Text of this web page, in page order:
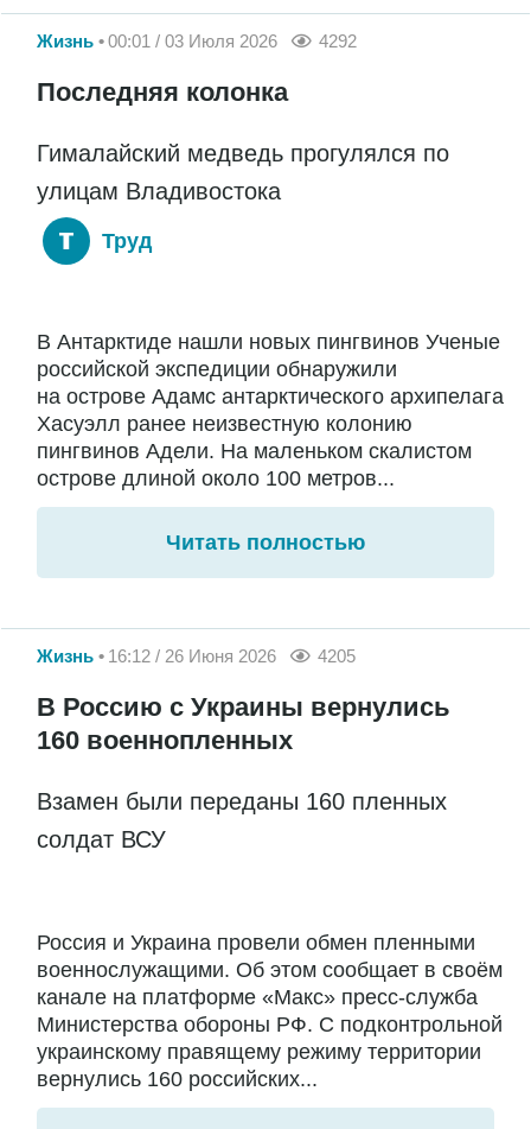
Жизнь 00:01 / 03 Июля 2026 4292
Последняя колонка
Гималайский медведь прогулялся по
улицам Владивостока
Труд
В Антарктиде нашли новых пингвинов Ученые
российской экспедиции обнаружили
на острове Адамс антарктического архипелага
Хасуэлл ранее неизвестную колонию
пингвинов Адели. На маленьком скалистом
острове длиной около 100 метров...
Читать полностью
Жизнь 16:12 / 26 Июня 2026 4205
В Россию с Украины вернулись
160 военнопленных
Взамен были переданы 160 пленных
солдат ВСУ
Россия и Украина провели обмен пленными
военнослужащими. Об этом сообщает в своём
канале на платформе «Макс» пресс-служба
Министерства обороны РФ. С подконтрольной
украинскому правящему режиму территории
вернулись 160 российских...